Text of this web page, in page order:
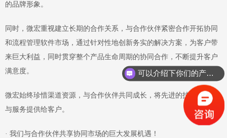
的品牌形象。
同时，微宏重视建立长期的合作关系，与合作伙伴紧密合作开拓协同
和流程管理软件市场，通过针对性地创新务实的解决方案，为客户带
来巨大利益，同时贯穿整个产品生命周期的协同合作，不断提升客户
满意度。
微宏始终珍惜渠道资源，与合作伙伴共同成长，将先进的技术、产品
与服务提供给客户。
· 我们与合作伙伴共享协同市场的巨大发展机遇！
可以介绍下你们的产品么？